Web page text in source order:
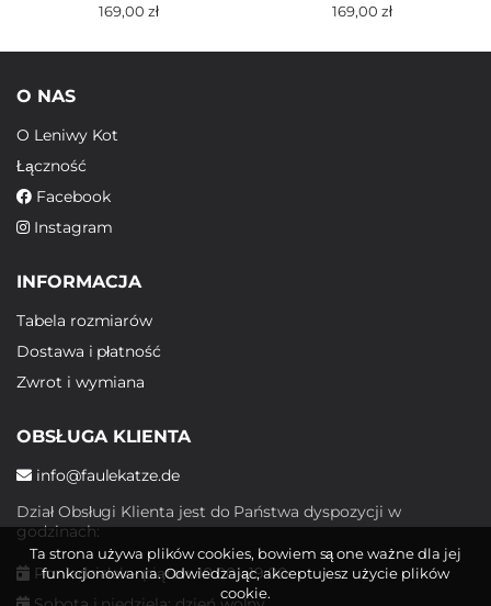
169,00 zł 169,00 zł
O NAS
O Leniwy Kot
Łączność
Facebook
Instagram
INFORMACJA
Tabela rozmiarów
Dostawa i płatność
Zwrot i wymiana
OBSŁUGA KLIENTA
info@faulekatze.de
Dział Obsługi Klienta jest do Państwa dyspozycji w
godzinach:
Poniedziałek - piątek: 10:00 - 19:00
Ta strona używa plików cookies, bowiem są one ważne dla jej
funkcjonowania. Odwiedzając, akceptujesz użycie plików
cookie.